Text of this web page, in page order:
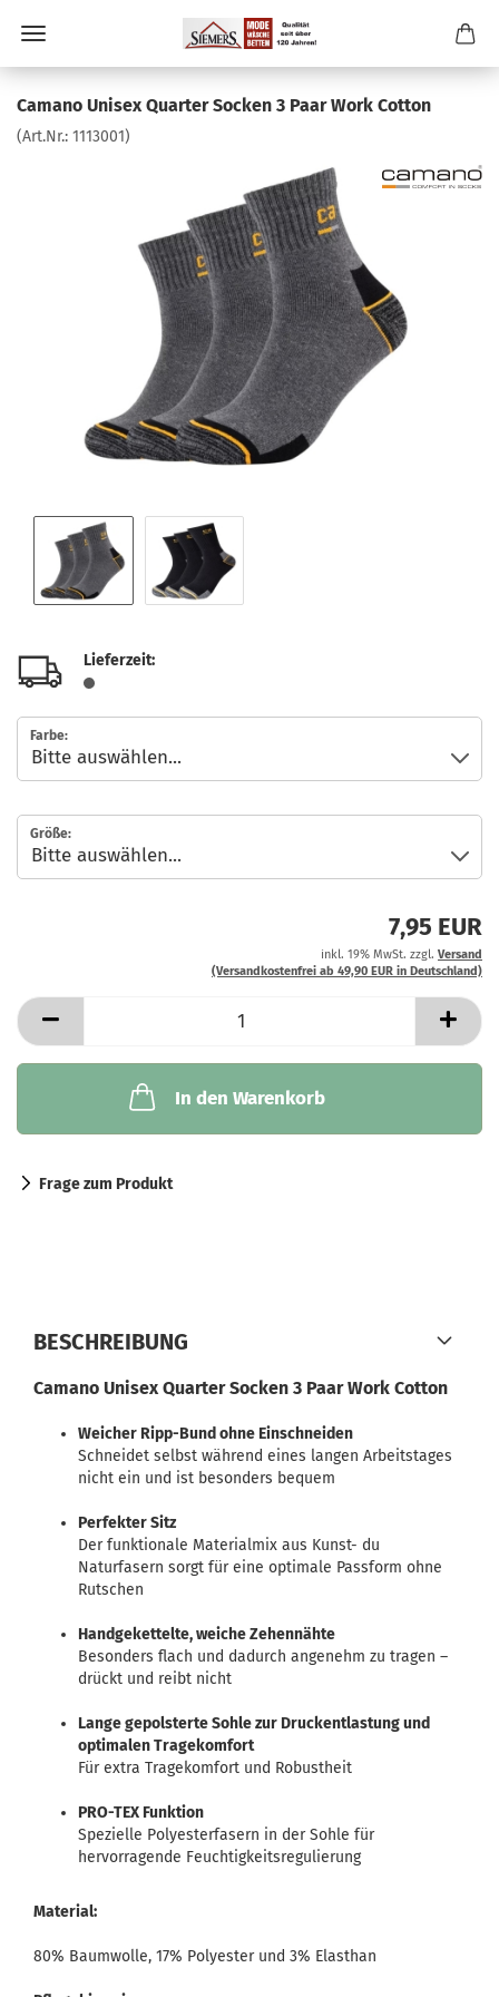
Camano Unisex Quarter Socken 3 Paar Work Cotton
(Art.Nr.: 1113001)
Lieferzeit:
Farbe:
Größe:
7,95 EUR
inkl. 19% MwSt. zzgl. Versand
(Versandkostenfrei ab 49,90 EUR in Deutschland)
In den Warenkorb
Frage zum Produkt
BESCHREIBUNG
Camano Unisex Quarter Socken 3 Paar Work Cotton
Weicher Ripp-Bund ohne Einschneiden
Schneidet selbst während eines langen Arbeitstages
nicht ein und ist besonders bequem
Perfekter Sitz
Der funktionale Materialmix aus Kunst- du
Naturfasern sorgt für eine optimale Passform ohne
Rutschen
Handgekettelte, weiche Zehennähte
Besonders flach und dadurch angenehm zu tragen –
drückt und reibt nicht
Lange gepolsterte Sohle zur Druckentlastung und
optimalen Tragekomfort
Für extra Tragekomfort und Robustheit
PRO-TEX Funktion
Spezielle Polyesterfasern in der Sohle für
hervorragende Feuchtigkeitsregulierung
Material:
80% Baumwolle, 17% Polyester und 3% Elasthan